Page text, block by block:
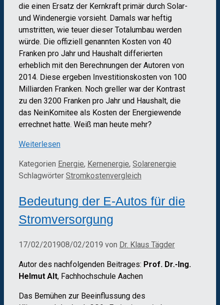
die einen Ersatz der Kernkraft primär durch Solar­
und Windenergie vorsieht. Damals war heftig
umstritten, wie teuer dieser Totalumbau werden
würde. Die offiziell genannten Kosten von 40
Franken pro Jahr und Haushalt differierten
erheblich mit den Berechnungen der Autoren von
2014. Diese ergeben Investitionskosten von 100
Milliarden Franken. Noch greller war der Kontrast
zu den 3200 Franken pro Jahr und Haushalt, die
das Nein­Komitee als Kosten der Energiewende
errechnet hatte. Weiß man heute mehr?
Weiterlesen
Kategorien Energie, Kernenergie, Solarenergie
Schlagwörter Stromkostenvergleich
Bedeutung der E-Autos für die
Stromversorgung
17/02/201908/02/2019 von Dr. Klaus Tägder
Autor des nachfolgenden Beitrages: Prof. Dr.-Ing.
Helmut Alt, Fachhochschule Aachen
Das Bemühen zur Beeinflussung des